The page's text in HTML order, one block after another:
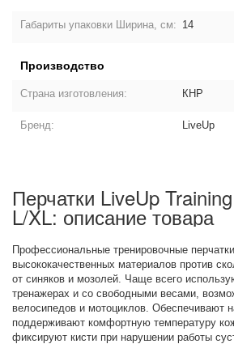
Габариты упаковки Ширина, см: 14
Производство
Страна изготовления: КНР
Бренд: LiveUp
Перчатки LiveUp
L/XL: описание товара
Профессиональные тренировочные
высококачественных материалов против
от синяков и мозолей. Чаще всего
тренажерах и со свободными весами,
велосипедов и мотоциклов. Обеспечивают
поддерживают комфортную температуру
фиксируют кисти при нарушении работы